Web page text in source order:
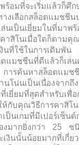
มที่จะเริ่มแล้วก็ศึก
างเลือกสล็อตแมช
นเป็นเยี่ยมในที่มา
สิโนเมื่อใดก็ตามคุ
นที่ใช้ในการเดิมพั
ตแมชชีนที่ดีแล้วก็เล่
ค้นหาสล็อตแมชชีน
โน่นเป็นเนื่องจาก
ที่เยี่ยมที่สุดสำหรับ
กับคุณวิธีการคาสิโน
ป็นเกมที่มีเปอร์เซ็น
งมากยิ่งกว่า 25 ช
ะเงินนั้นน้อยมากที่เ